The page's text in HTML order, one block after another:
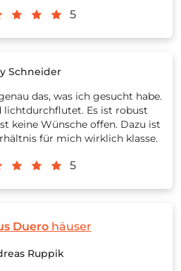
5
Schneider
das, was ich gesucht habe.
lichtdurchflutet. Es ist robust
keine Wünsche offen. Dazu ist
für mich wirklich klasse.
5
Duerohäuser
Ruppik